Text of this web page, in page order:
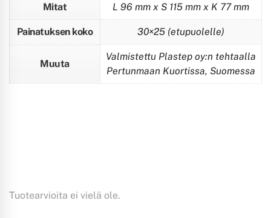
Mitat L 96 mm x S 115 mm x K 77 mm
Painatuksen koko 30×25 (etupuolelle)
Muuta
Valmistettu Plastep oy:n tehtaalla
Pertunmaan Kuortissa, Suomessa
Tuotearvioita ei vielä ole.